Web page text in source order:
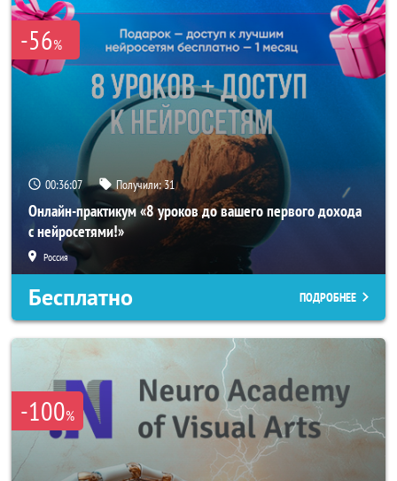
-56%
00:36:04 Получили:31
Онлайн-практикум «8 уроков до вашего первого дохода
с нейросетями!»
Россия
Бесплатно ПОДРОБНЕЕ
-100%